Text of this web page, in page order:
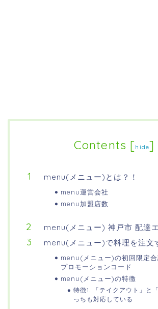
Contents [hide]
menu(メニュー)とは？！
menu運営会社
menu加盟店数
menu(メニュー) 神戸市 配達
menu(メニュー)で料理を注文
menu(メニュー)の初回限定
プロモーションコード
menu(メニュー)の特徴
特徴1. 「テイクアウト」と
っちも対応している